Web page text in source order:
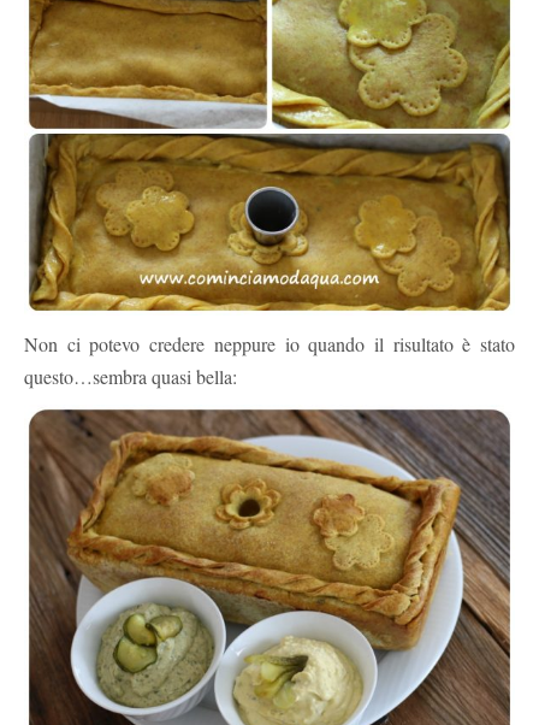
Non ci potevo credere neppure io quando il risultato è stato
questo…sembra quasi bella: